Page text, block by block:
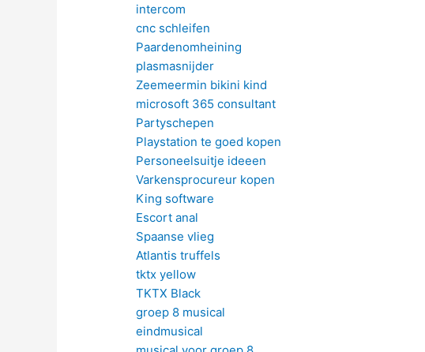
intercom
cnc schleifen
Paardenomheining
plasmasnijder
Zeemeermin bikini kind
microsoft 365 consultant
Partyschepen
Playstation te goed kopen
Personeelsuitje ideeen
Varkensprocureur kopen
King software
Escort anal
Spaanse vlieg
Atlantis truffels
tktx yellow
TKTX Black
groep 8 musical
eindmusical